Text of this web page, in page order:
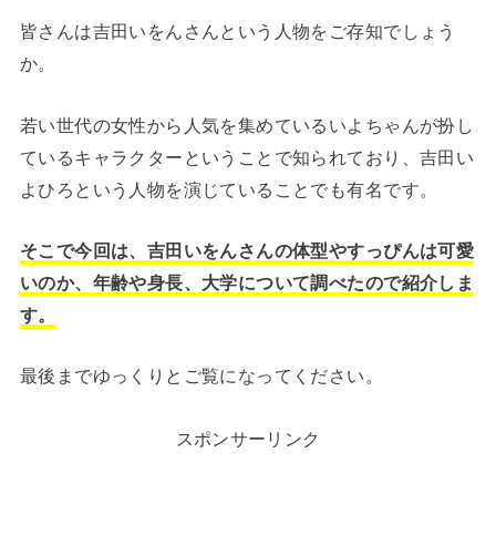
皆さんは吉田いをんさんという人物をご存知でしょう
か。
若い世代の女性から人気を集めているいよちゃんが扮し
ているキャラクターということで知られており、吉田い
よひろという人物を演じていることでも有名です。
そこで今回は、吉田いをんさんの体型やすっぴんは可愛
いのか、年齢や身長、大学について調べたので紹介しま
す。
最後までゆっくりとご覧になってください。
スポンサーリンク